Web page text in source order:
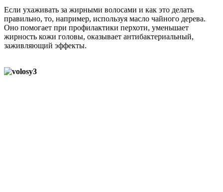
Если ухаживать за жирными волосами и как это делать
правильно, то, например, используя масло чайного дерева.
Оно помогает при профилактики перхоти, уменьшает
жирность кожи головы, оказывает антибактериальный,
заживляющий эффекты.